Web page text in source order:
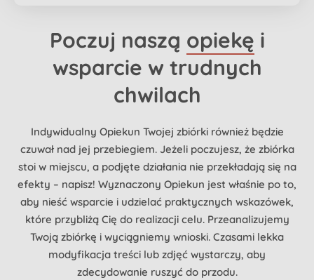
Poczuj naszą opiekę i
wsparcie w trudnych
chwilach
Indywidualny Opiekun Twojej zbiórki również będzie
czuwał nad jej przebiegiem. Jeżeli poczujesz, że zbiórka
stoi w miejscu, a podjęte działania nie przekładają się na
efekty – napisz! Wyznaczony Opiekun jest właśnie po to,
aby nieść wsparcie i udzielać praktycznych wskazówek,
które przybliżą Cię do realizacji celu. Przeanalizujemy
Twoją zbiórkę i wyciągniemy wnioski. Czasami lekka
modyfikacja treści lub zdjęć wystarczy, aby
zdecydowanie ruszyć do przodu.